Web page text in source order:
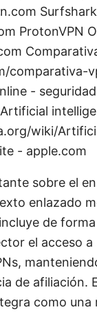
ProtonVPN
comparativa-
-
wiki/
- apple.com
sobre el
enlazado
de
el acceso a
de afiliación.
como una